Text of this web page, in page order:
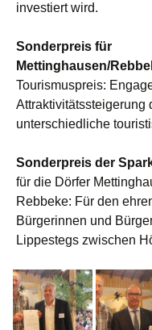
investiert wird.
Sonderpreis für
Mettinghausen/
Tourismuspreis:
Attraktivitätssteigerung
unterschiedliche
Sonderpreis der
für die Dörfer
Rebbeke: Für den
Bürgerinnen und
Lippestegs zwischen